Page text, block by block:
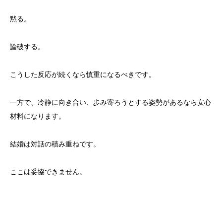
黙る。
論破する。
こうした反応が続くなら慎重になるべきです。
一方で、冷静に向き合い、歩み寄ろうとする姿勢があるなら安心
材料になります。
結婚は対話の積み重ねです。
ここは妥協できません。